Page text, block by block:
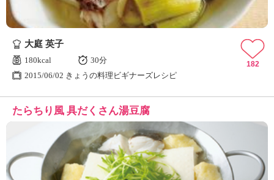
大庭 英子
180kcal
30分
2015/06/02 きょうの料理ビギナーズレシピ
182
たらちり風 具だくさん湯豆腐